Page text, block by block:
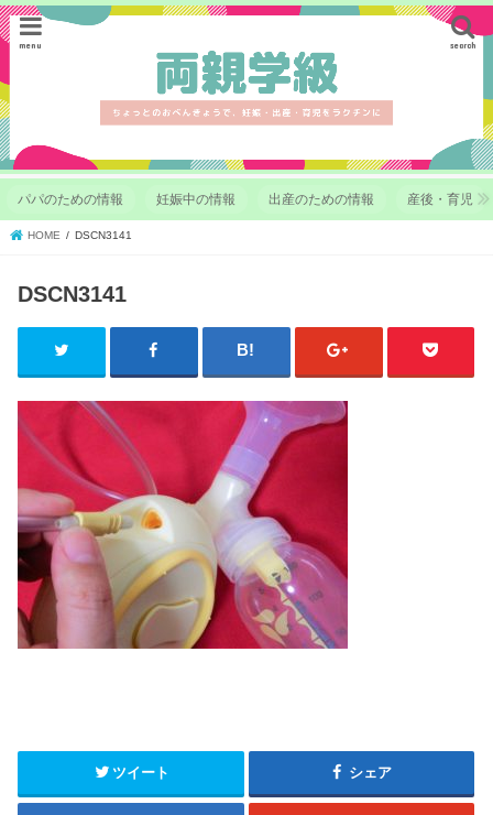
search
menu
パパのための情報 妊娠中の情報 出産のための情報 産後・育児
HOME DSCN3141
DSCN3141
ツイート シェア